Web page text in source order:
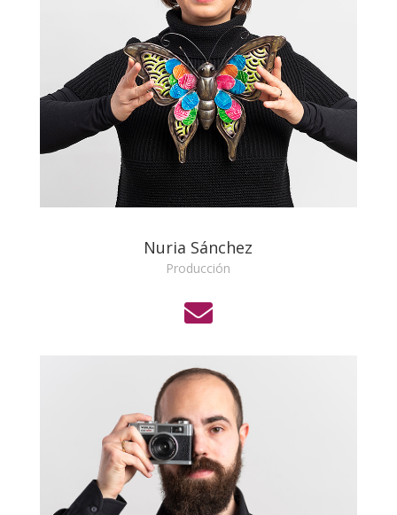
Nuria Sánchez
Producción
